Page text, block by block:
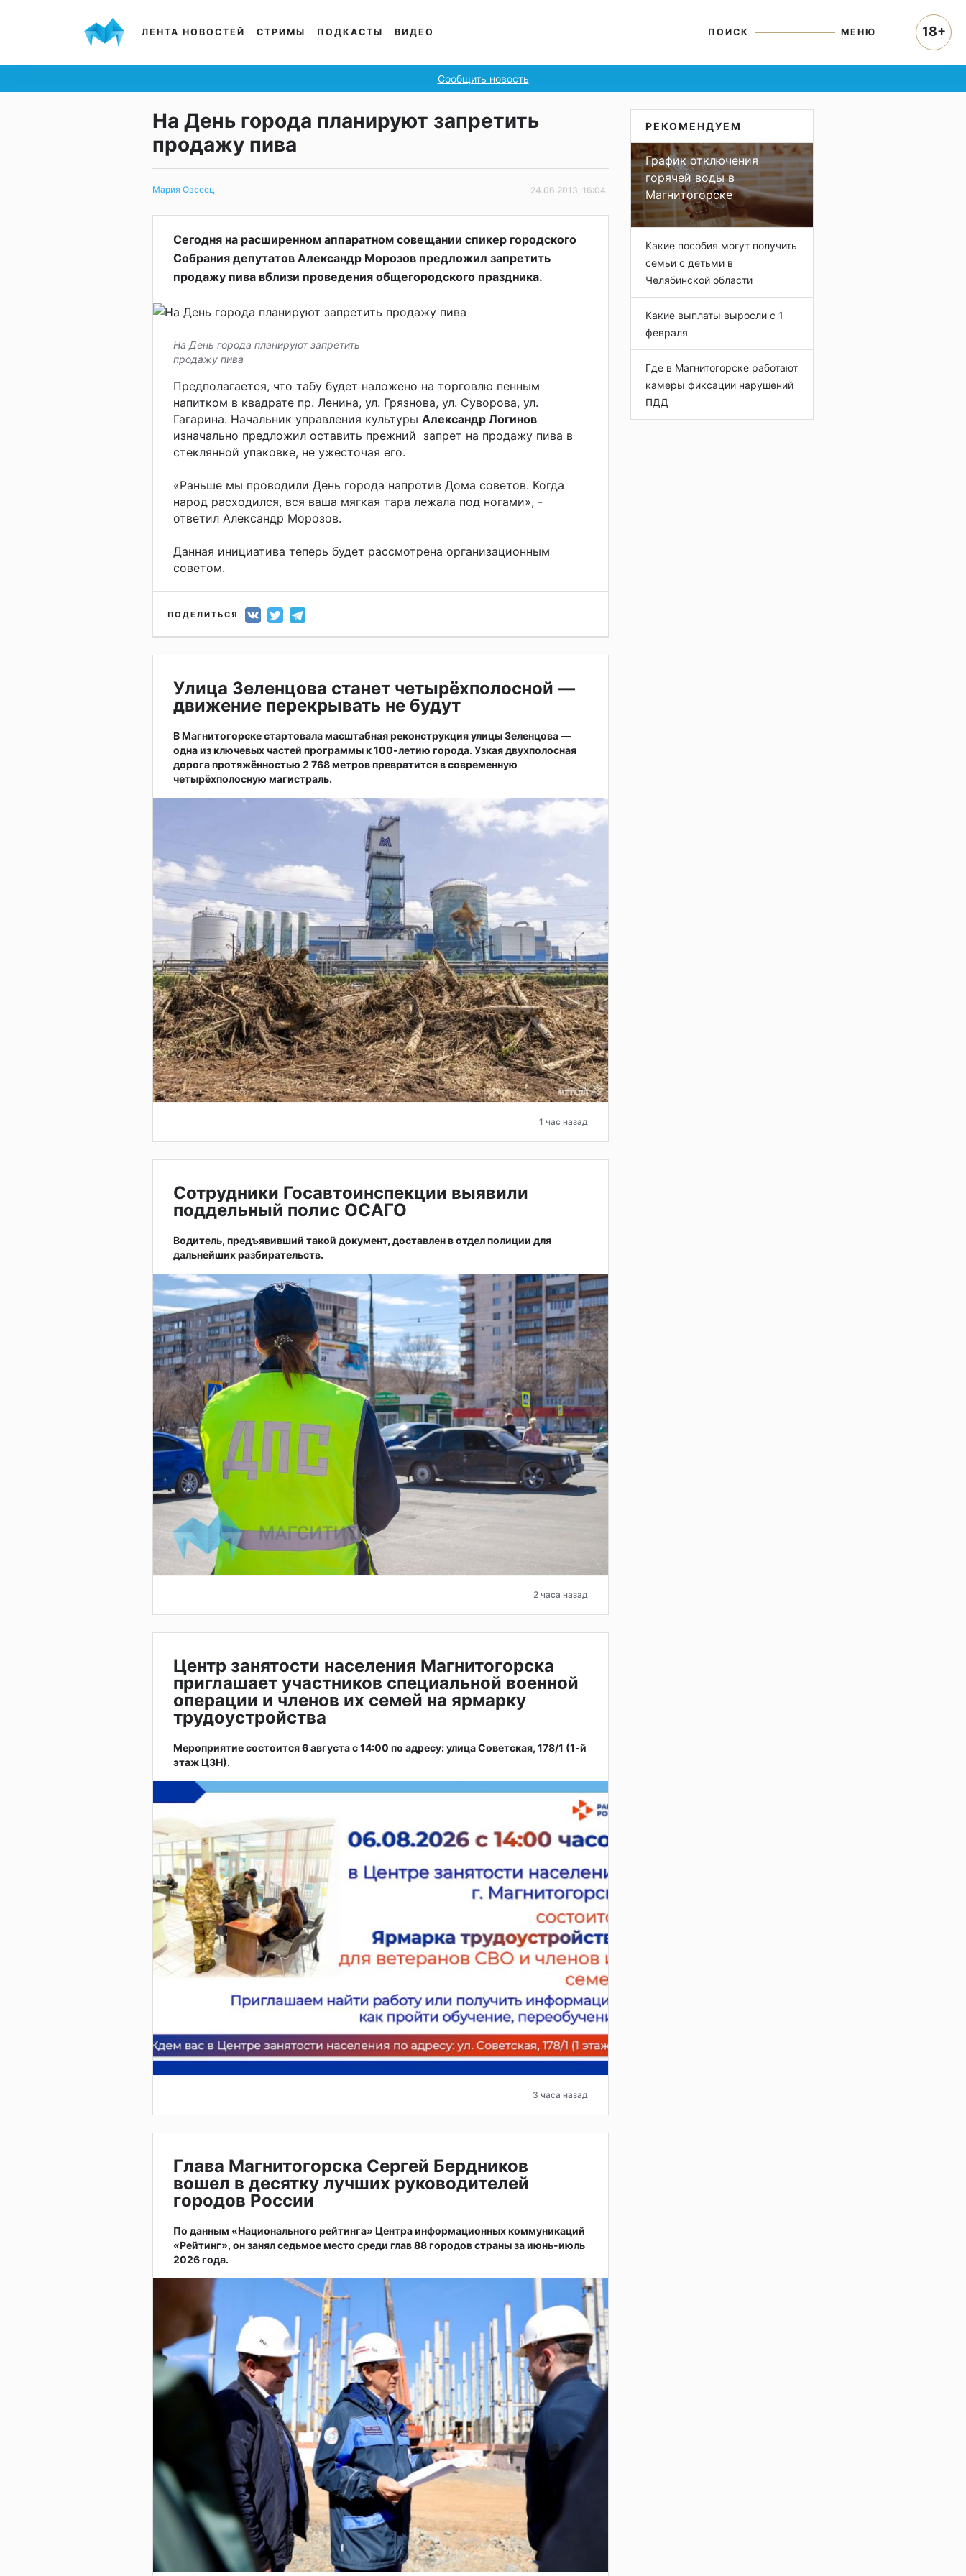
ЛЕНТА НОВОСТЕЙ СТРИМЫ ПОДКАСТЫ ВИДЕО ПОИСК МЕНЮ
Сообщить новость
На День города планируют запретить
продажу пива
Мария Овсеец 24.06.2013, 16:04
Сегодня на расширенном аппаратном совещании спикер городского
Собрания депутатов Александр Морозов предложил запретить
продажу пива вблизи проведения общегородского праздника.
На День города планируют запретить
продажу пива
Предполагается, что табу будет наложено на торговлю пенным
напитком в квадрате пр. Ленина, ул. Грязнова, ул. Суворова, ул.
Гагарина. Начальник управления культуры Александр Логинов
изначально предложил оставить прежний запрет на продажу пива в
стеклянной упаковке, не ужесточая его.
«Раньше мы проводили День города напротив Дома советов. Когда
народ расходился, вся ваша мягкая тара лежала под ногами», -
ответил Александр Морозов.
Данная инициатива теперь будет рассмотрена организационным
советом.
ПОДЕЛИТЬСЯ
Улица Зеленцова станет четырёхполосной —
движение перекрывать не будут
В Магнитогорске стартовала масштабная реконструкция улицы Зеленцова —
одна из ключевых частей программы к 100-летию города. Узкая двухполосная
дорога протяжённостью 2 768 метров превратится в современную
четырёхполосную магистраль.
1 час назад
Сотрудники Госавтоинспекции выявили
поддельный полис ОСАГО
Водитель, предъявивший такой документ, доставлен в отдел полиции для
дальнейших разбирательств.
2 часа назад
Центр занятости населения Магнитогорска
приглашает участников специальной военной
операции и членов их семей на ярмарку
трудоустройства
Мероприятие состоится 6 августа с 14:00 по адресу: улица Советская, 178/1 (1‑й
этаж ЦЗН).
3 часа назад
Глава Магнитогорска Сергей Бердников
вошел в десятку лучших руководителей
городов России
По данным «Национального рейтинга» Центра информационных коммуникаций
«Рейтинг», он занял седьмое место среди глав 88 городов страны за июнь-июль
2026 года.
РЕКОМЕНДУЕМ
График отключения
горячей воды в
Магнитогорске
Какие пособия могут получить
семьи с детьми в
Челябинской области
Какие выплаты выросли с 1
февраля
Где в Магнитогорске работают
камеры фиксации нарушений
ПДД
18+